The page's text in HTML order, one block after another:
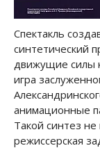
Спектакль
синтетический
движущие силы
игра
анимационные
Такой синтез
режиссерская